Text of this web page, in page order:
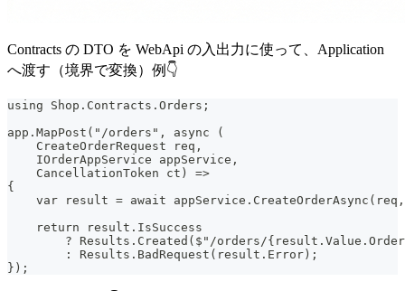
Contracts の DTO を WebApi の入出力に使って、Application
へ渡す（境界で変換）例👇
using Shop.Contracts.Orders;
app.MapPost("/orders", async (
    CreateOrderRequest req,
    IOrderAppService appService,
    CancellationToken ct) =>
{
var result = await
    return result.IsSuccess
? Results.Created($"/orders/
        : Results.BadRequest(result.Error);
});